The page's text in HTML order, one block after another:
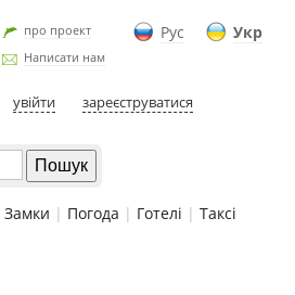
Рус Укр
про проект
Написати нам
увійти зареєструватися
Замки | Погода | Готелі | Таксі